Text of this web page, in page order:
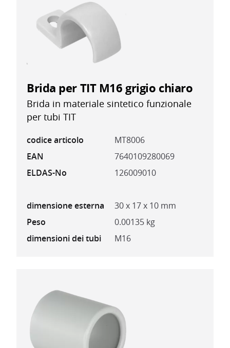
Brida per TIT M16 grigio chiaro
Brida in materiale sintetico funzionale
per tubi TIT
codice articolo
MT8006
EAN
7640109280069
ELDAS-No
126009010
dimensione esterna
30 x 17 x 10 mm
Peso
0.00135 kg
dimensioni dei tubi
M16